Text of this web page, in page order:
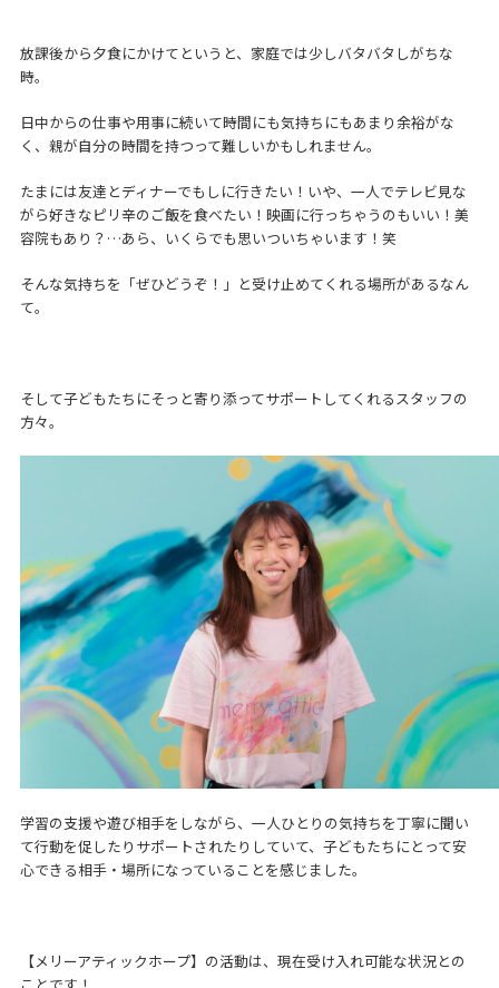
放課後から夕食にかけてというと、家庭では少しバタバタしがちな
時。
日中からの仕事や用事に続いて時間にも気持ちにもあまり余裕がな
く、親が自分の時間を持つって難しいかもしれません。
たまには友達とディナーでもしに行きたい！いや、一人でテレビ見な
がら好きなピリ辛のご飯を食べたい！映画に行っちゃうのもいい！美
容院もあり？…あら、いくらでも思いついちゃいます！笑
そんな気持ちを「ぜひどうぞ！」と受け止めてくれる場所があるなん
て。
そして子どもたちにそっと寄り添ってサポートしてくれるスタッフの
方々。
学習の支援や遊び相手をしながら、一人ひとりの気持ちを丁寧に聞い
て行動を促したりサポートされたりしていて、子どもたちにとって安
心できる相手・場所になっていることを感じました。
【メリーアティックホープ】の活動は、現在受け入れ可能な状況との
ことです！